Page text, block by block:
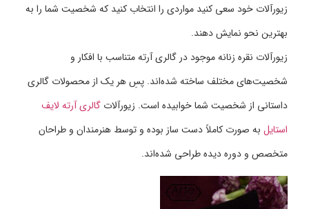
زیورآلات خود سعی کنید مواردی را انتخاب کنید که شخصیت شما را به
بهترین نحو نمایش دهند.
زیورآلات نقره زنانه موجود در گالری آرته متناسب با افکار و
شخصیت‌های مختلف ساخته شده‌اند. پسِ هر یک از محصولات گالری
داستانی از شخصیت شما خوابیده است. زیورآلات گالری آرته لایف
استایل به صورت کاملاً دست ساز بوده و توسط هنرمندان و طراحان
متخصص و دوره دیده طراحی شده‌اند.